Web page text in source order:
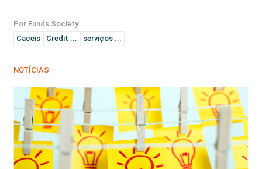
Por Funds Society
Caceis
Credit ... serviços ...
NOTÍCIAS